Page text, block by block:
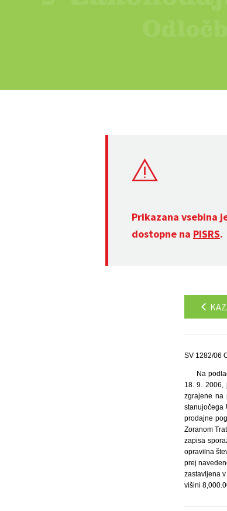
Prikazana vsebina
dostopne na PISRS.
SV 1282/06
Na
18. 9. 2006,
zgrajene na
stanujočega
prodajne
Zoranom
zapisa
opravilna
prej
zastavljena
višini